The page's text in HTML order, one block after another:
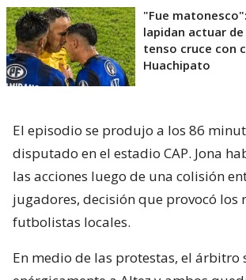
"Fue
lapidan actuar
tenso cruce con
Huachipato
El episodio se produjo a los 86
disputado en el estadio CAP. Jona
las acciones luego de una colisión
jugadores, decisión que provocó los
futbolistas locales.
En medio de las protestas, el árbitro